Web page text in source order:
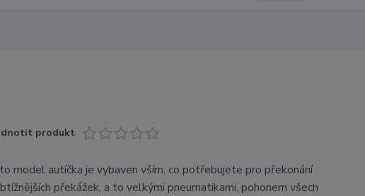
produkt
model autíčka je vybaven vším, co potřebujete pro překonání
překážek, a to velkými pneumatikami, pohonem všech